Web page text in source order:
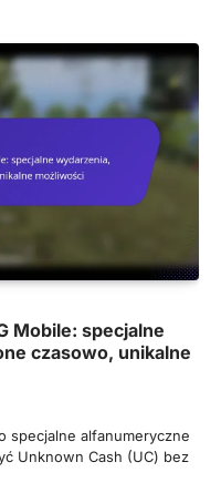
Mobile: specjalne
czasowo, unikalne
specjalne alfanumeryczne
Unknown Cash (UC) bez